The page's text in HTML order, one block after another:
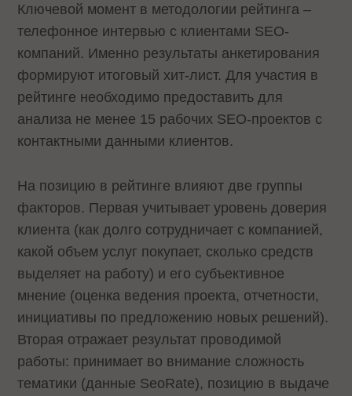
Ключевой момент в методологии рейтинга –
телефонное интервью с клиентами SEO-
компаний. Именно результаты анкетирования
формируют итоговый хит-лист. Для участия в
рейтинге необходимо предоставить для
анализа не менее 15 рабочих SEO-проектов с
контактными данными клиентов.
На позицию в рейтинге влияют две группы
факторов. Первая учитывает уровень доверия
клиента (как долго сотрудничает с компанией,
какой объем услуг покупает, сколько средств
выделяет на работу) и его субъективное
мнение (оценка ведения проекта, отчетности,
инициативы по предложению новых решений).
Вторая отражает результат проводимой
работы: принимает во внимание сложность
тематики (данные SeoRate), позицию в выдаче